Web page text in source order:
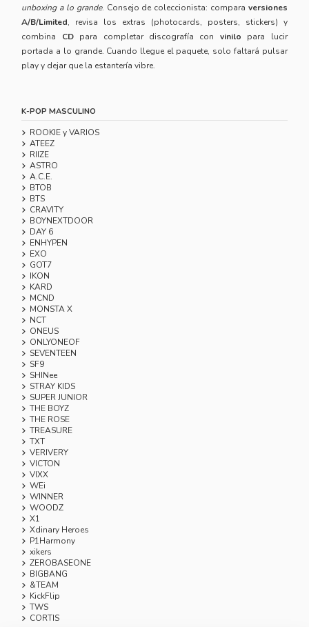
unboxing a lo grande. Consejo de coleccionista: compara versiones
A/B/Limited, revisa los extras (photocards, posters, stickers) y
combina CDpara completar discografía con vinilo para lucir
portada a lo grande. Cuando llegue el paquete, solo faltará pulsar
play y dejar que la estantería vibre.
K-POP MASCULINO
ROOKIE y VARIOS
ATEEZ
RIIZE
ASTRO
A.C.E.
BTOB
BTS
CRAVITY
BOYNEXTDOOR
DAY 6
ENHYPEN
EXO
GOT7
IKON
KARD
MCND
MONSTA X
NCT
ONEUS
ONLYONEOF
SEVENTEEN
SF9
SHINee
STRAY KIDS
SUPER JUNIOR
THE BOYZ
THE ROSE
TREASURE
TXT
VERIVERY
VICTON
VIXX
WEi
WINNER
WOODZ
X1
Xdinary Heroes
P1Harmony
xikers
ZEROBASEONE
BIGBANG
&TEAM
KickFlip
TWS
CORTIS